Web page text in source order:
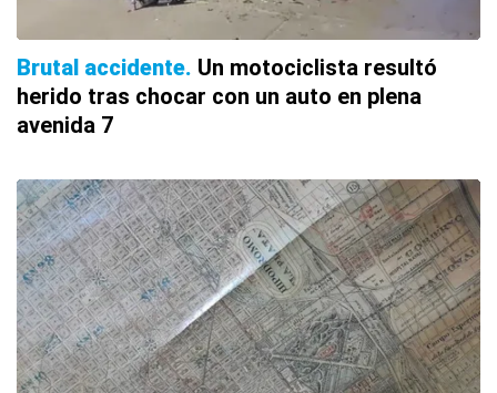
Brutal accidente Un motociclista resultó
herido tras chocar con un auto en plena
avenida 7